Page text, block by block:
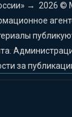
→ 2026 ©
за